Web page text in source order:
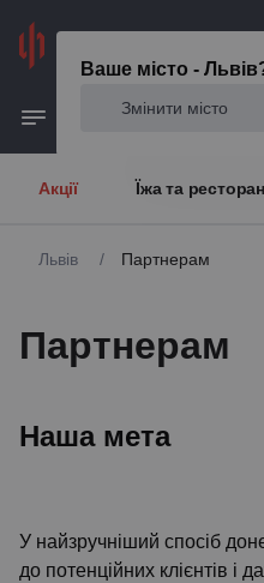
Ваше місто -
Змінити місто
Акції Їжа та
Львів / Партнерам
Партнерам
Наша мета
У найзручніший спосіб
до потенційних клієнтів і